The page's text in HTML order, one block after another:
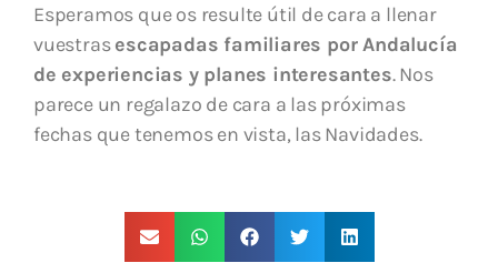
Esperamos que os resulte útil de cara a llenar
vuestrasescapadas familiares por Andalucía
de experiencias y planes interesantes. Nos
parece un regalazo de cara a las próximas
fechas que tenemos en vista, las Navidades.